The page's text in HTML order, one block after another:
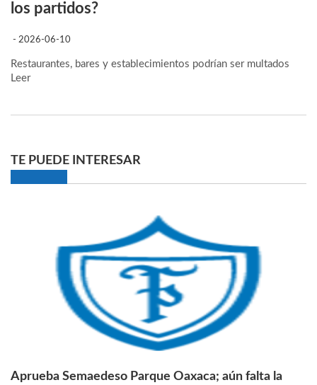
los partidos?
- 2026-06-10
Restaurantes, bares y establecimientos podrían ser multados
Leer
TE PUEDE INTERESAR
Aprueba Semaedeso Parque Oaxaca; aún falta la